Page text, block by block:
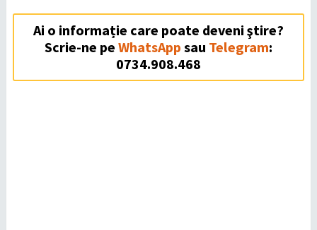
Ai o informație care poate deveni ştire?
Scrie-ne pe WhatsApp sau Telegram:
0734.908.468